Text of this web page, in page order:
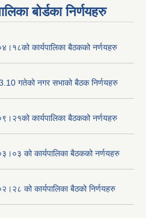
बोर्डका निर्णयहरु
कार्यपालिका बैठकको नर्णयहरु
गतेको नगर सभाको बैठक निर्णयहरु
कार्यपालिका बैठकको नर्णयहरु
को कार्यपालिका बैठकको नर्णयहरु
को कार्यपालिका बैठको निर्णयहरु